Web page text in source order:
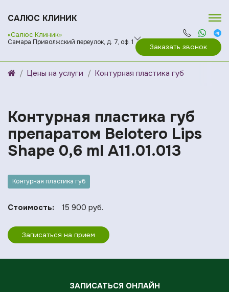
САЛЮС КЛИНИК
«Салюс Клиник»
Самара Приволжский переулок, д. 7, оф. 1
Заказать звонок
Цены на услуги Контурная пластика губ
Контурная плаcтика губ
препаратом Belotero Lips
Shape 0,6 ml A11.01.013
Контурная пластика губ
Стоимость: 15 900 руб.
Записаться на прием
ЗАПИСАТЬСЯ ОНЛАЙН